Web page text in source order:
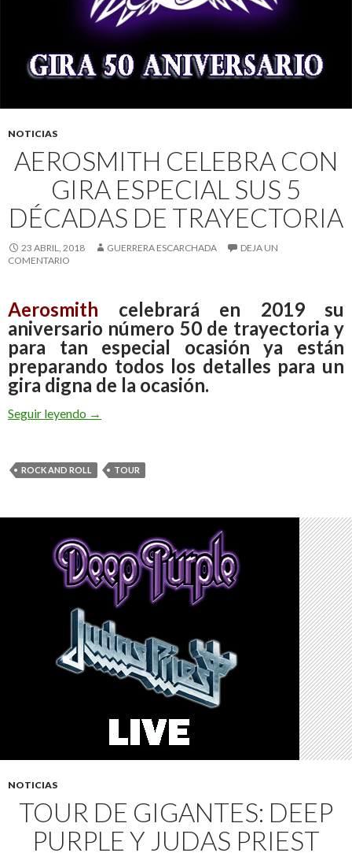
NOTICIAS
AEROSMITH CELEBRA CON
GIRA ESPECIAL SUS 5
DÉCADAS DE TRAYECTORIA
23 ABRIL, 2018 GUERRERA ESCARCHADA
DEJA UN
COMENTARIO
Aerosmith celebrará en 2019 su
aniversario número 50 de trayectoria y
para tan especial ocasión ya están
preparando todos los detalles para un
gira digna de la ocasión.
Seguir leyendo Aerosmith Celebra Con Gira Especial sus 5
→
ROCK AND ROLL TOUR
NOTICIAS
TOUR DE GIGANTES: DEEP
PURPLE Y JUDAS PRIEST